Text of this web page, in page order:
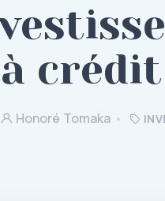
à crédit
Honoré Tomaka